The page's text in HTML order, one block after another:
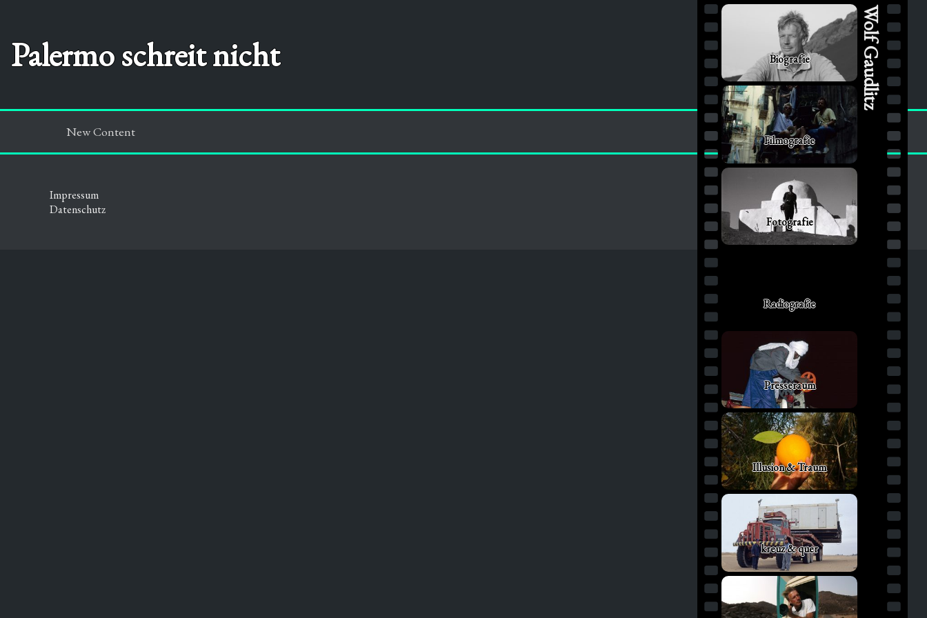
Wolf Gaudlitz
Biografie
Filmografie
Fotografie
Radiografie
Presseraum
Illusion & Traum
kreuz & quer
Palermo schreit nicht
New Content
Impressum
Datenschutz